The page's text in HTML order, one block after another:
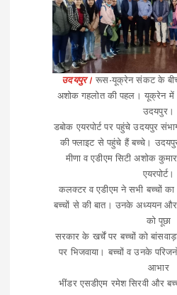
उदयपुर।रूस-यूक्रेन संकट के बीच
अशोक गहलोत की पहल। यूक्रेन में
उदयपुर।
डबोक एयरपोर्ट पर पहुंचे उदयपुर
की फ्लाइट से पहुंचे हैं बच्चे।
मीणा व एडीएम सिटी अशोक
एयरपोर्ट।
कलक्टर व एडीएम ने सभी बच्चों
बच्चों से की बात। उनके अध्ययन
को पूछा
सरकार के खर्चें पर बच्चों को
पर भिजवाया। बच्चों व उनके
आभार
भींडर एसडीएम रमेश सिरवी और